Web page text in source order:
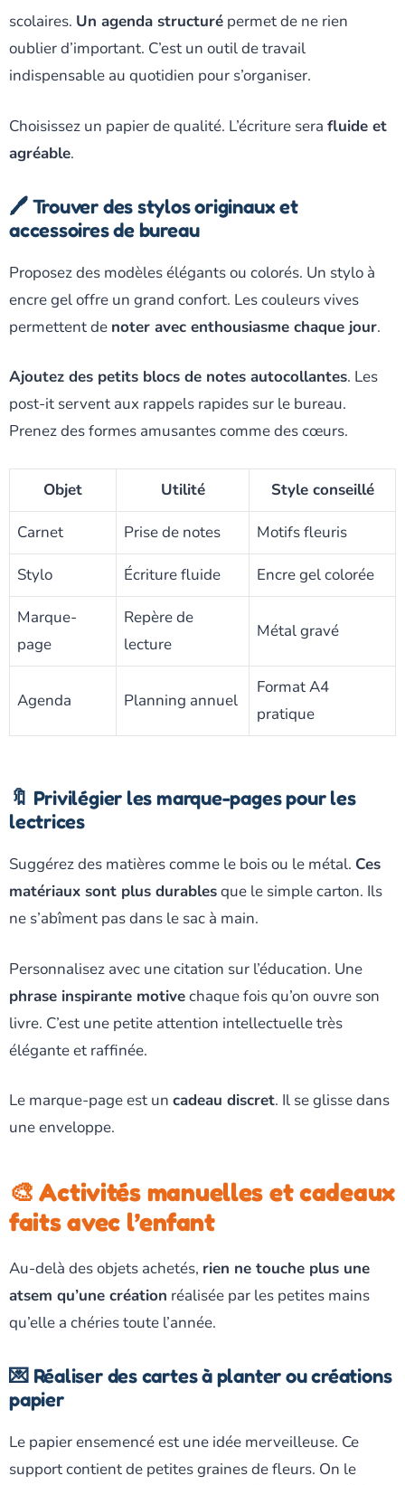
scolaires. Un agenda structuré permet de ne rien
oublier d’important. C’est un outil de travail
indispensable au quotidien pour s’organiser.
Choisissez un papier de qualité. L’écriture sera fluide et
agréable.
🖊️ Trouver des stylos originaux et
accessoires de bureau
Proposez des modèles élégants ou colorés. Un stylo à
encre gel offre un grand confort. Les couleurs vives
permettent de noter avec enthousiasme chaque jour.
Ajoutez des petits blocs de notes autocollantes. Les
post-it servent aux rappels rapides sur le bureau.
Prenez des formes amusantes comme des cœurs.
Objet Utilité Style conseillé
Carnet Prise de notes Motifs fleuris
Stylo Écriture fluide Encre gel colorée
Marque-
page
Repère de
lecture
Métal gravé
Agenda Planning annuel
Format A4
pratique
🔖 Privilégier les marque-pages pour les
lectrices
Suggérez des matières comme le bois ou le métal. Ces
matériaux sont plus durablesque le simple carton. Ils
ne s’abîment pas dans le sac à main.
Personnalisez avec une citation sur l’éducation. Une
phrase inspirante motivechaque fois qu’on ouvre son
livre. C’est une petite attention intellectuelle très
élégante et raffinée.
Le marque-page est un cadeau discret. Il se glisse dans
une enveloppe.
🎨 Activités manuelles et cadeaux
faits avec l’enfant
Au-delà des objets achetés, rien ne touche plus une
atsem qu’une création réalisée par les petites mains
qu’elle a chéries toute l’année.
💌 Réaliser des cartes à planter ou créations
papier
Le papier ensemencé est une idée merveilleuse. Ce
support contient de petites graines de fleurs. On le